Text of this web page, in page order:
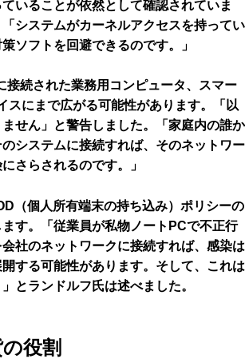
いることが依然として確認されていま
システムがカーネルアクセスを持ってい
ソフトを回避できるのです。」
接続された業務用コンピュータ、スマー
スにまで広がる可能性があります。「以
せん」と警告しました。「家庭内の誰か
システムに接続すれば、そのネットワー
さらされるのです。」
（個人所有端末の持ち込み）ポリシーの
す。「従業員が私物ノートPCで不正行
社のネットワークに接続すれば、感染は
する可能性があります。そして、これは
とランドルフ氏は述べました。
役割